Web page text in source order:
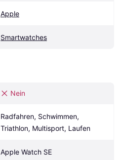
Apple
Smartwatches
Nein
Radfahren, Schwimmen,
Triathlon, Multisport, Laufen
Apple Watch SE